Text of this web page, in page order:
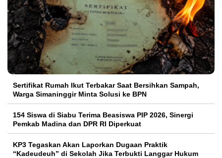
Sertifikat Rumah Ikut Terbakar Saat Bersihkan Sampah,
Warga Simaninggir Minta Solusi ke BPN
154 Siswa di Siabu Terima Beasiswa PIP 2026, Sinergi
Pemkab Madina dan DPR RI Diperkuat
KP3 Tegaskan Akan Laporkan Dugaan Praktik
“Kadeudeuh” di Sekolah Jika Terbukti Langgar Hukum